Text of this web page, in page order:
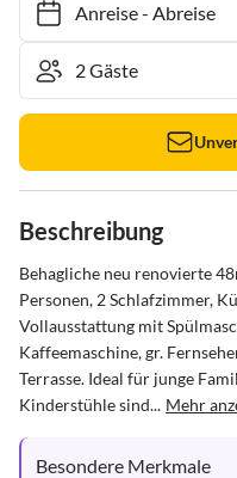
Anreise- Abreise
Beschreibung
Behagliche neu renovierte
Personen, 2 Schlafzimmer,
Vollausstattung mit
Kaffeemaschine, gr.
Terrasse. Ideal für junge
Kinderstühle sind... Mehr
Besondere Merkmale